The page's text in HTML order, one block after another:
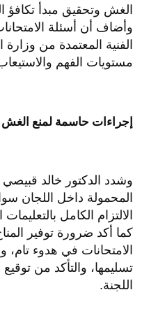
الغش وتحقيق مبدأ
وأضاف أن أسئلة
الفنية المعتمدة من وزارة
مستويات الفهم
إجراءات حاسمة لمنع الغش
وشدد الدكتور خالد
المحمولة داخل اللجان
الالتزام الكامل
كما أكد ضرورة توفير
الامتحانات في هدوء تام،
تسليمها، والتأكد من
اللجنة.